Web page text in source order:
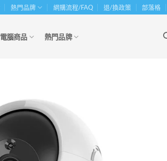
熱門品牌 網購流程/FAQ 退/換政策 部落格
電腦商品 熱門品牌